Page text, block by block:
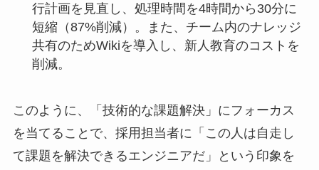
行計画を見直し、処理時間を4時間から30分に
短縮（87%削減）。また、チーム内のナレッジ
共有のためWikiを導入し、新人教育のコストを
削減。
このように、「技術的な課題解決」にフォーカス
を当てることで、採用担当者に「この人は自走し
て課題を解決できるエンジニアだ」という印象を